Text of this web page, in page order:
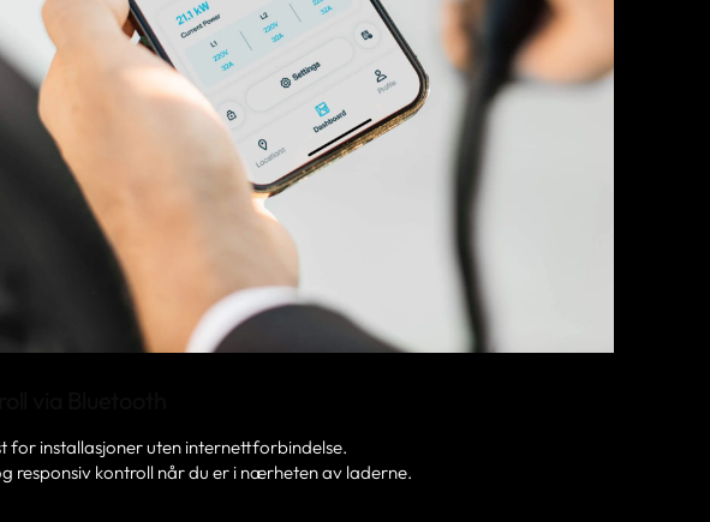
for installasjoner uten internettforbindelse.
responsiv kontroll når du er i nærheten av laderne.